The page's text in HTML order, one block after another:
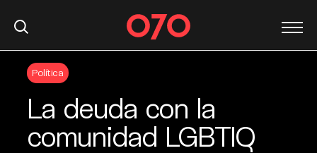
Política
La deuda con la
comunidad LGBTIQ